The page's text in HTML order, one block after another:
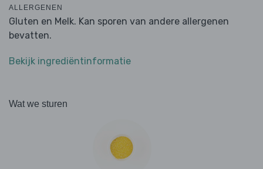
ALLERGENEN
Gluten en Melk. Kan sporen van andere allergenen
bevatten.
Bekijk ingrediëntinformatie
Wat we sturen